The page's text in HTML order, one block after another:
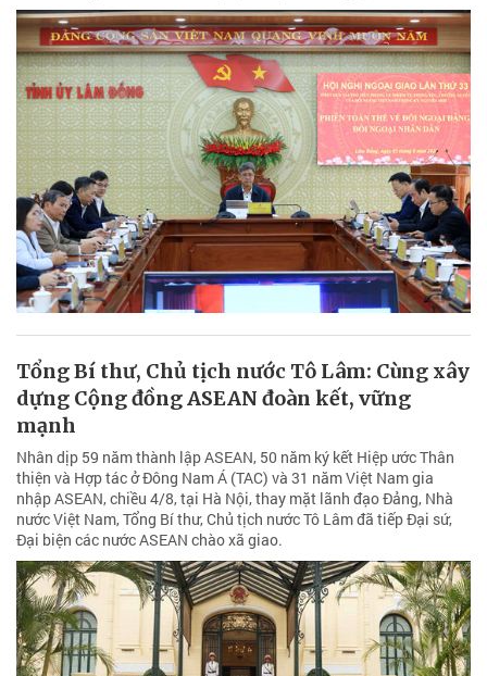
Tổng Bí thư, Chủ tịch nước Tô Lâm: Cùng xây
dựng Cộng đồng ASEAN đoàn kết, vững
mạnh
Nhân dịp 59 năm thành lập ASEAN, 50 năm ký kết Hiệp ước Thân
thiện và Hợp tác ở Đông Nam Á (TAC) và 31 năm Việt Nam gia
nhập ASEAN, chiều 4/8, tại Hà Nội, thay mặt lãnh đạo Đảng, Nhà
nước Việt Nam, Tổng Bí thư, Chủ tịch nước Tô Lâm đã tiếp Đại sứ,
Đại biện các nước ASEAN chào xã giao.